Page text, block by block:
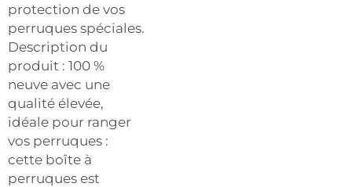
protection de vos
perruques spéciales.
Description du
produit : 100 %
neuve avec une
qualité élevée,
idéale pour ranger
vos perruques :
cette boîte à
perruques est